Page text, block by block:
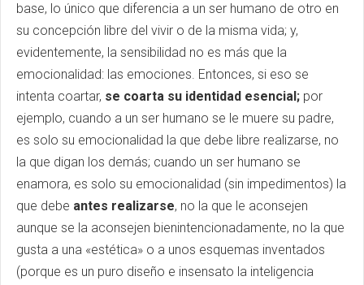
base, lo único que diferencia a un ser humano de otro en
su concepción libre del vivir o de la misma vida; y,
evidentemente, la sensibilidad no es más que la
emocionalidad: las emociones. Entonces, si eso se
intenta coartar, se coarta su identidad esencial; por
ejemplo, cuando a un ser humano se le muere su padre,
es solo su emocionalidad la que debe libre realizarse, no
la que digan los demás; cuando un ser humano se
enamora, es solo su emocionalidad (sin impedimentos) la
que debe antes realizarse, no la que le aconsejen
aunque se la aconsejen bienintencionadamente, no la que
gusta a una «estética» o a unos esquemas inventados
(porque es un puro diseño e insensato la inteligencia